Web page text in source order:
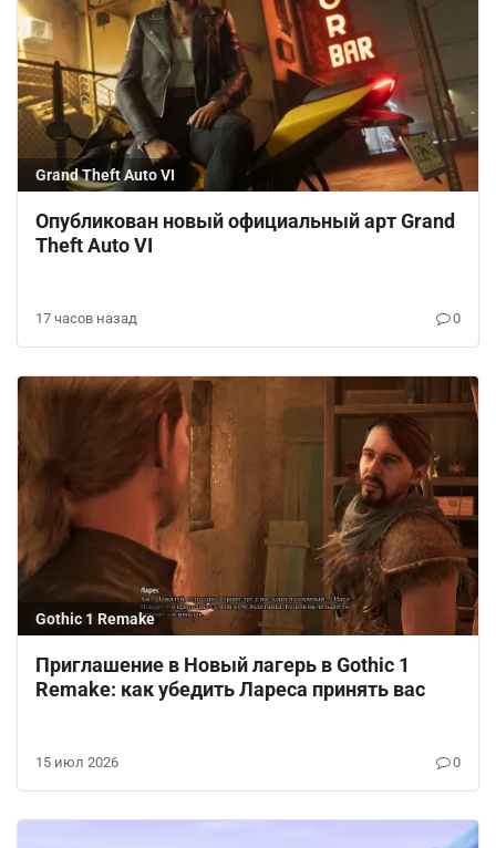
Grand Theft Auto VI
Опубликован новый официальный арт Grand
Theft Auto VI
17 часов назад 0
Gothic 1 Remake
Приглашение в Новый лагерь в Gothic 1
Remake: как убедить Лареса принять вас
15 июл 2026 0